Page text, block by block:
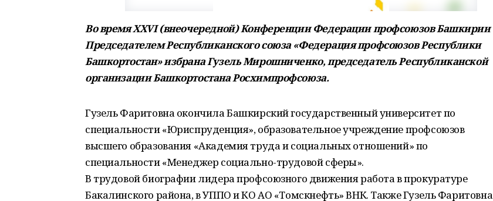
Во время XXVI (внеочередной) Конференции Федерации профсоюзов Башкирии
Председателем Республиканского союза «Федерация профсоюзов Республики
Башкортостан» избрана Гузель Мирошниченко, председатель Республиканской
организации Башкортостана Росхимпрофсоюза.
Гузель Фаритовна окончила Башкирский государственный университет по
специальности «Юриспруденция», образовательное учреждение профсоюзов
высшего образования «Академия труда и социальных отношений» по
специальности «Менеджер социально-трудовой сферы».
В трудовой биографии лидера профсоюзного движения работа в прокуратуре
Бакалинского района, в УППО и КО АО «Томскнефть» ВНК. Также Гузель Фаритовна